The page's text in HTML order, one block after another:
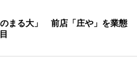
まる大」 前店「庄や」を業態